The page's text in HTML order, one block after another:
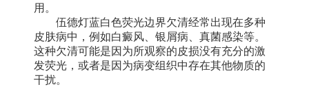
用。
伍德灯蓝白色荧光边界欠清经常出现在多种
皮肤病中，例如白癜风、银屑病、真菌感染等。
这种欠清可能是因为所观察的皮损没有充分的激
发荧光，或者是因为病变组织中存在其他物质的
干扰。